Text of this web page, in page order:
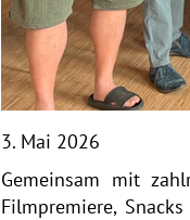
3. Mai 2026
Gemeinsam mit
Filmpremiere,